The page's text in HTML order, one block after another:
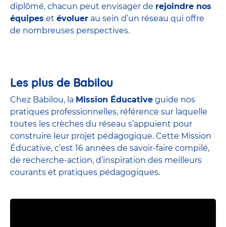
diplômé, chacun peut envisager de rejoindre nos
équipes et évoluer au sein d’un réseau qui offre
de nombreuses perspectives.
Les plus de Babilou
Chez Babilou, la Mission Éducative guide nos
pratiques professionnelles, référence sur laquelle
toutes les crèches du réseau s’appuient pour
construire leur projet pédagogique. Cette Mission
Éducative, c’est 16 années de savoir-faire compilé,
de recherche-action, d’inspiration des meilleurs
courants et pratiques pédagogiques.